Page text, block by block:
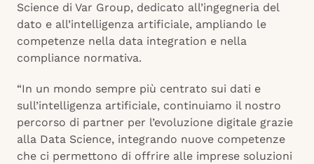
Science di Var Group, dedicato all’ingegneria del
dato e all’intelligenza artificiale, ampliando le
competenze nella data integration e nella
compliance normativa.
“In un mondo sempre più centrato sui dati e
sull’intelligenza artificiale, continuiamo il nostro
percorso di partner per l’evoluzione digitale grazie
alla Data Science, integrando nuove competenze
che ci permettono di offrire alle imprese soluzioni